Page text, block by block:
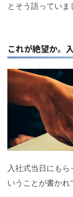
とそう語っていま
これが絶望か。
入社式当日にもら
いうことが書かれ